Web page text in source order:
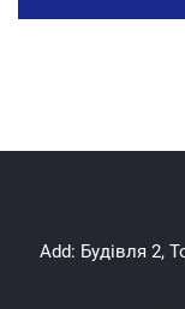
Add: Будівля 2,